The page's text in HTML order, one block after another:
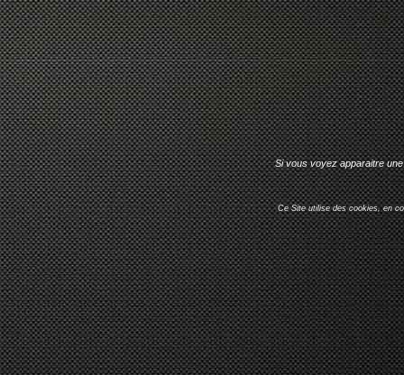
Si vous voyez apparaitre
Ce Site utilise des cookies, en